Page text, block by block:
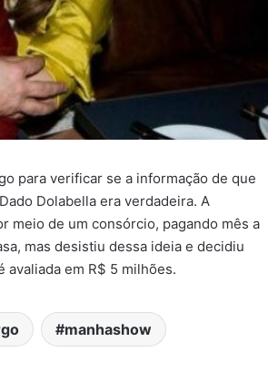
para verificar se a informação de que
Dolabella era verdadeira. A
meio de um consórcio, pagando mês a
mas desistiu dessa ideia e decidiu
avaliada em R$ 5 milhões.
manhashow